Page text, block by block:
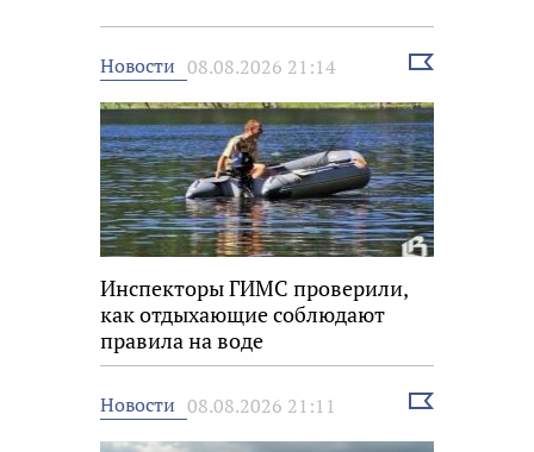
Новости 08.08.2026 21:14
Выбрать
Инспекторы ГИМС проверили,
как отдыхающие соблюдают
правила на воде
Новости 08.08.2026 21:11
Выбрать